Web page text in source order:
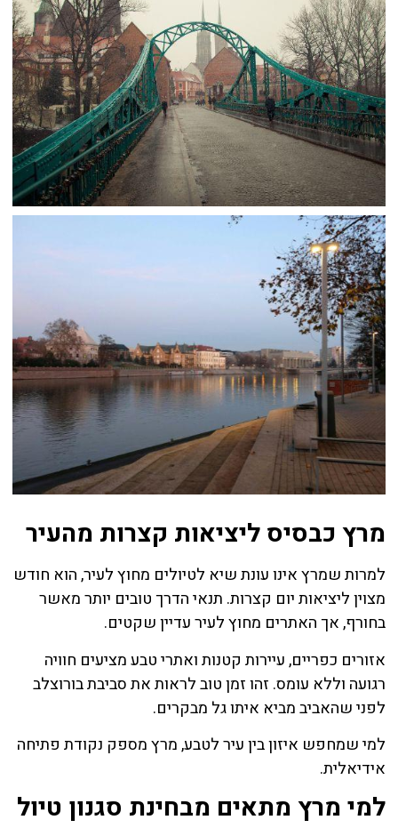
מרץ כבסיס ליציאות קצרות מהעיר
למרות שמרץ אינו עונת שיא לטיולים מחוץ לעיר, הוא חודש
מצוין ליציאות יום קצרות. תנאי הדרך טובים יותר מאשר
בחורף, אך האתרים מחוץ לעיר עדיין שקטים.
אזורים כפריים, עיירות קטנות ואתרי טבע מציעים חוויה
רגועה וללא עומס. זהו זמן טוב לראות את סביבת בורוצלב
לפני שהאביב מביא איתו גל מבקרים.
למי שמחפש איזון בין עיר לטבע, מרץ מספק נקודת פתיחה
אידיאלית.
למי מרץ מתאים מבחינת סגנון טיול